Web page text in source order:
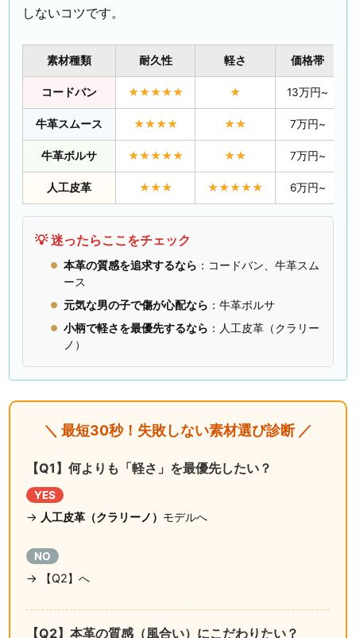
しないコツです。
素材種類 耐久性 軽さ 価格帯
コードバン ★★★★★ ★ 13万円~
牛革スムース ★★★★ ★★ 7万円~
牛革ボルサ ★★★★★ ★★ 7万円~
人工皮革 ★★★ ★★★★★ 6万円~
💡 迷ったらここをチェック
本革の質感を追求するなら ：コードバン、牛革スム
ース
元気な男の子で傷が心配なら ：牛革ボルサ
小柄で軽さを最優先するなら ：人工皮革（クラリー
ノ）
＼ 最短30秒！失敗しない素材選び診断 ／
【Q1】何よりも「軽さ」を最優先したい？
YES
→ 人工皮革（クラリーノ） モデルへ
NO
→ 【Q2】へ
【Q2】本革の質感（風合い）にこだわりたい？